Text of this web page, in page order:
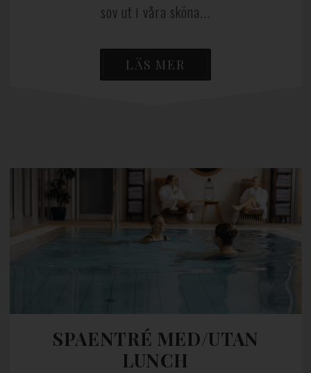
sov ut i våra sköna...
LÄS MER
SPAENTRÉ MED/UTAN
LUNCH